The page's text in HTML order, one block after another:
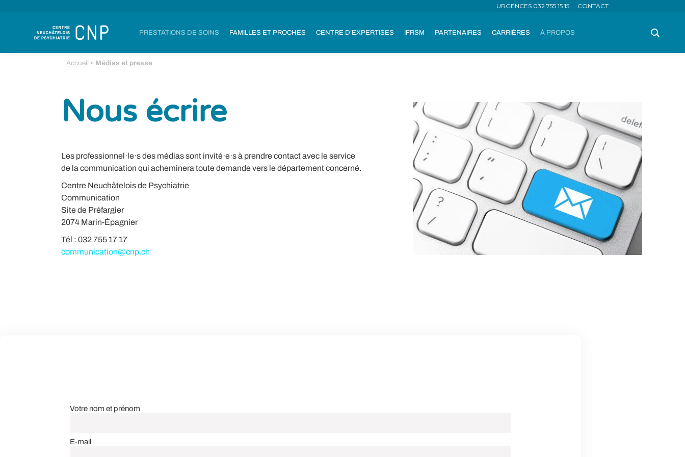
URGENCES 032 755 15 15 CONTACT
PRESTATIONS DE SOINS FAMILLES ET PROCHES CENTRE D’EXPERTISES IFRSM PARTENAIRES CARRIÈRES À PROPOS
Accueil » Médias et presse
Nous écrire
Les professionnel·le·s des médias sont invité·e·s à prendre contact avec le service
de la communication qui acheminera toute demande vers le département concerné.
Centre Neuchâtelois de Psychiatrie
Communication
Site de Préfargier
2074 Marin-Épagnier
Tél : 032 755 17 17
communication@cnp.ch
Votre nom et prénom
E-mail